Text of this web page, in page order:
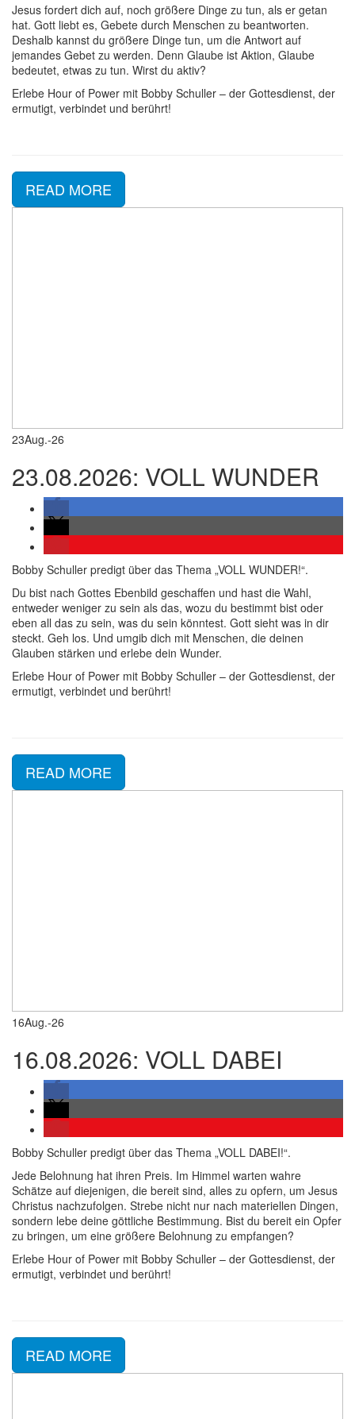
Jesus fordert dich auf, noch größere Dinge zu tun, als er getan
hat. Gott liebt es, Gebete durch Menschen zu beantworten.
Deshalb kannst du größere Dinge tun, um die Antwort auf
jemandes Gebet zu werden. Denn Glaube ist Aktion, Glaube
bedeutet, etwas zu tun. Wirst du aktiv?
Erlebe Hour of Power mit Bobby Schuller – der Gottesdienst, der
ermutigt, verbindet und berührt!
READ MORE
23Aug.-26
23.08.2026: VOLL WUNDER
Bobby Schuller predigt über das Thema „VOLL WUNDER!“.
Du bist nach Gottes Ebenbild geschaffen und hast die Wahl,
entweder weniger zu sein als das, wozu du bestimmt bist oder
eben all das zu sein, was du sein könntest. Gott sieht was in dir
steckt. Geh los. Und umgib dich mit Menschen, die deinen
Glauben stärken und erlebe dein Wunder.
Erlebe Hour of Power mit Bobby Schuller – der Gottesdienst, der
ermutigt, verbindet und berührt!
READ MORE
16Aug.-26
16.08.2026: VOLL DABEI
Bobby Schuller predigt über das Thema „VOLL DABEI!“.
Jede Belohnung hat ihren Preis. Im Himmel warten wahre
Schätze auf diejenigen, die bereit sind, alles zu opfern, um Jesus
Christus nachzufolgen. Strebe nicht nur nach materiellen Dingen,
sondern lebe deine göttliche Bestimmung. Bist du bereit ein Opfer
zu bringen, um eine größere Belohnung zu empfangen?
Erlebe Hour of Power mit Bobby Schuller – der Gottesdienst, der
ermutigt, verbindet und berührt!
READ MORE